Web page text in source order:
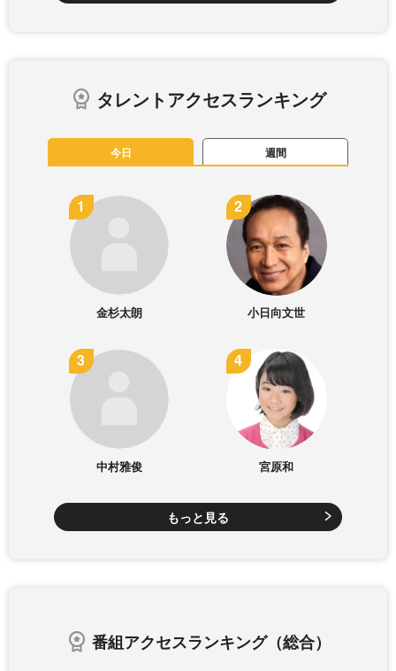
タレントアクセスランキング
今日 週間
金杉太朗 小日向文世
中村雅俊 宮原和
もっと見る
番組アクセスランキング（総合）